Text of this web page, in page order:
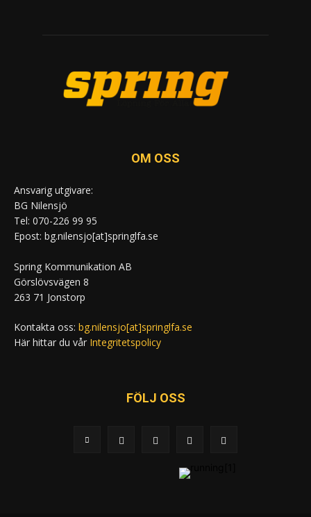
OM OSS
Ansvarig utgivare:
BG Nilensjö
Tel: 070-226 99 95
Epost: bg.nilensjo[at]springlfa.se
Spring Kommunikation AB
Görslövsvägen 8
263 71 Jonstorp
Kontakta oss: bg.nilensjo[at]springlfa.se
Här hittar du vår Integritetspolicy
FÖLJ OSS